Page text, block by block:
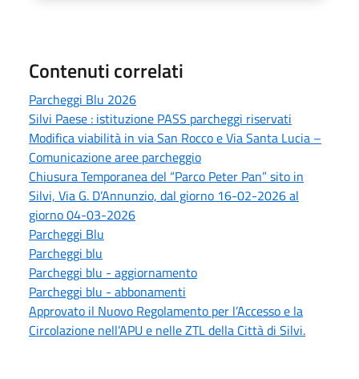
Contenuti correlati
Parcheggi Blu 2026
Silvi Paese : istituzione PASS parcheggi riservati
Modifica viabilità in via San Rocco e Via Santa Lucia –
Comunicazione aree parcheggio
Chiusura Temporanea del “Parco Peter Pan” sito in
Silvi, Via G. D’Annunzio, dal giorno 16-02-2026 al
giorno 04-03-2026
Parcheggi Blu
Parcheggi blu
Parcheggi blu - aggiornamento
Parcheggi blu - abbonamenti
Approvato il Nuovo Regolamento per l’Accesso e la
Circolazione nell’APU e nelle ZTL della Città di Silvi.